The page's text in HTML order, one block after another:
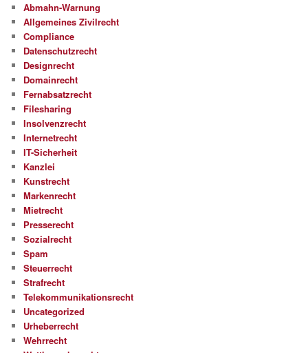
Abmahn-Warnung
Allgemeines Zivilrecht
Compliance
Datenschutzrecht
Designrecht
Domainrecht
Fernabsatzrecht
Filesharing
Insolvenzrecht
Internetrecht
IT-Sicherheit
Kanzlei
Kunstrecht
Markenrecht
Mietrecht
Presserecht
Sozialrecht
Spam
Steuerrecht
Strafrecht
Telekommunikationsrecht
Uncategorized
Urheberrecht
Wehrrecht